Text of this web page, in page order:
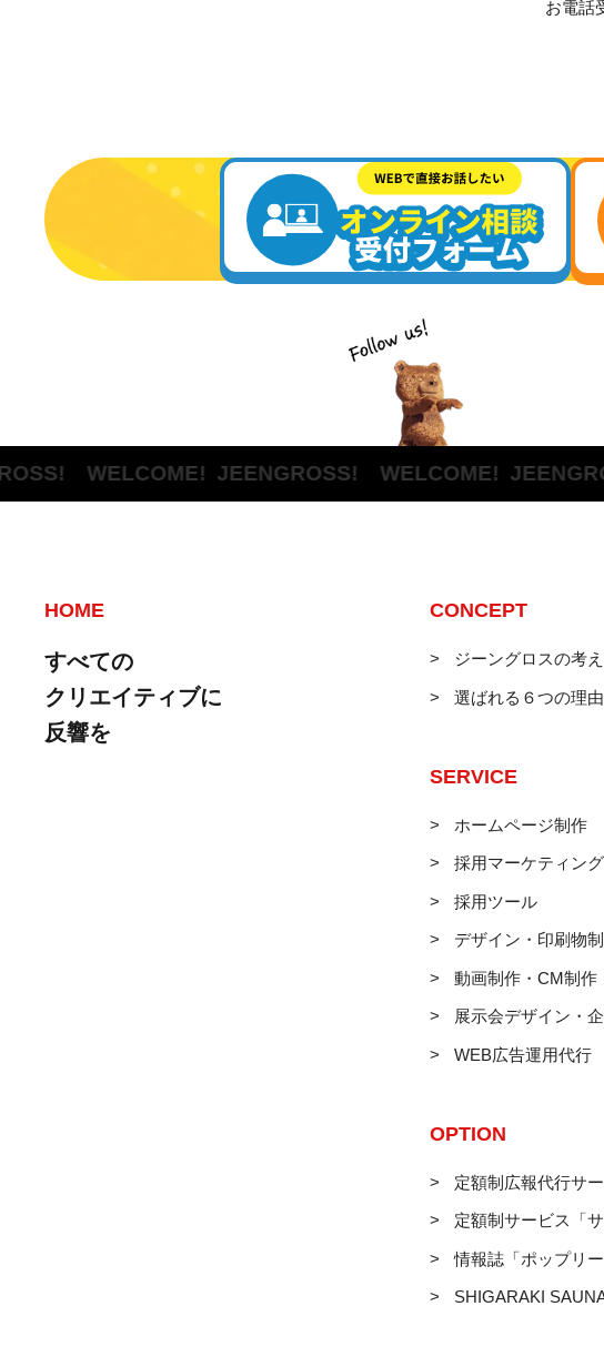
お電話
WELCOME!JEENGROSS! WELCOME!
HOME
すべての
クリエイティブに
反響を
CONCEPT
ジーングロスの考
選ばれる６つの理由
SERVICE
ホームページ制作
採用マーケティング
採用ツール
デザイン・印刷物
動画制作・CM制作
展示会デザイン・
WEB広告運用代行
OPTION
定額制広報代行サ
定額制サービス「
情報誌「ポップリー
SHIGARAKI